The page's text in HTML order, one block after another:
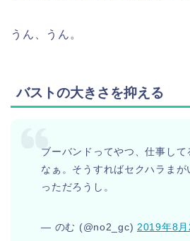
うん、うん。
バストの大きさを抑える
ブーバンドってやつ、仕事して
なぁ。そうすればセクハラま
っただろうし。
— のむ (@no2_gc) 2019年8月